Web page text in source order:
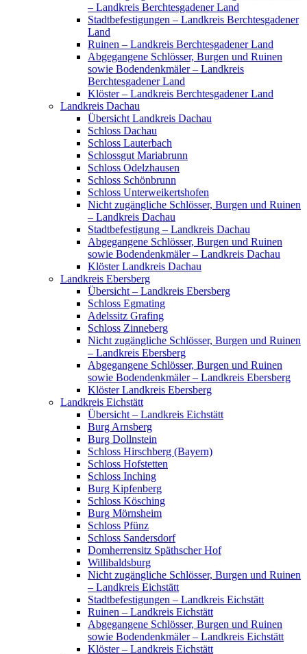
– Landkreis Berchtesgadener Land
Stadtbefestigungen – Landkreis Berchtesgadener
Land
Ruinen – Landkreis Berchtesgadener Land
Abgegangene Schlösser, Burgen und Ruinen
sowie Bodendenkmäler – Landkreis
Berchtesgadener Land
Klöster – Landkreis Berchtesgadener Land
Landkreis Dachau
Übersicht Landkreis Dachau
Schloss Dachau
Schloss Lauterbach
Schlossgut Mariabrunn
Schloss Odelzhausen
Schloss Schönbrunn
Schloss Unterweikertshofen
Nicht zugängliche Schlösser, Burgen und Ruinen
– Landkreis Dachau
Stadtbefestigung – Landkreis Dachau
Abgegangene Schlösser, Burgen und Ruinen
sowie Bodendenkmäler – Landkreis Dachau
Klöster Landkreis Dachau
Landkreis Ebersberg
Übersicht – Landkreis Ebersberg
Schloss Egmating
Adelssitz Grafing
Schloss Zinneberg
Nicht zugängliche Schlösser, Burgen und Ruinen
– Landkreis Ebersberg
Abgegangene Schlösser, Burgen und Ruinen
sowie Bodendenkmäler – Landkreis Ebersberg
Klöster Landkreis Ebersberg
Landkreis Eichstätt
Übersicht – Landkreis Eichstätt
Burg Arnsberg
Burg Dollnstein
Schloss Hirschberg (Bayern)
Schloss Hofstetten
Schloss Inching
Burg Kipfenberg
Schloss Kösching
Burg Mörnsheim
Schloss Pfünz
Schloss Sandersdorf
Domherrensitz Späthscher Hof
Willibaldsburg
Nicht zugängliche Schlösser, Burgen und Ruinen
– Landkreis Eichstätt
Stadtbefestigungen – Landkreis Eichstätt
Ruinen – Landkreis Eichstätt
Abgegangene Schlösser, Burgen und Ruinen
sowie Bodendenkmäler – Landkreis Eichstätt
Klöster – Landkreis Eichstätt